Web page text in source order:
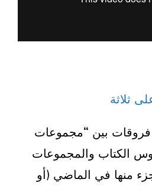
ثلاثة
بين “مجموعات
الكتاب والمجموعات
منها في الماضي (أو